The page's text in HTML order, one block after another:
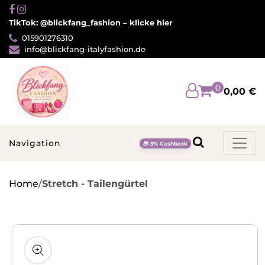
Inhalt
TikTok: @blickfang_fashion – klicke hier
015901276310
info@blickfang-italyfashion.de
0 0,00 €
Navigation 🎁 3% Cashback
Home/Stretch - Tailengürtel